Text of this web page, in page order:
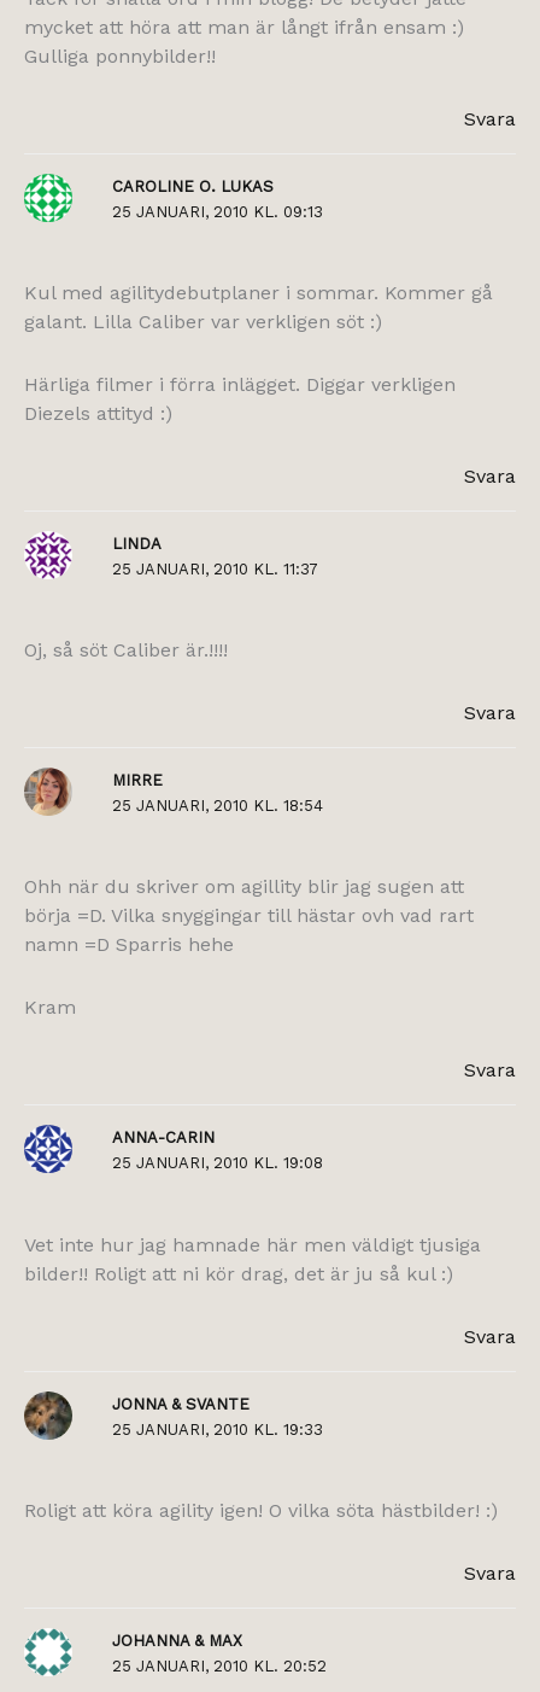
mycket att höra att man är långt ifrån ensam :)
Gulliga ponnybilder!!
Svara
CAROLINE O. LUKAS
25 JANUARI, 2010 KL. 09:13
Kul med agilitydebutplaner i sommar. Kommer gå
galant. Lilla Caliber var verkligen söt :)
Härliga filmer i förra inlägget. Diggar verkligen
Diezels attityd :)
Svara
LINDA
25 JANUARI, 2010 KL. 11:37
Oj, så söt Caliber är.!!!!
Svara
MIRRE
25 JANUARI, 2010 KL. 18:54
Ohh när du skriver om agillity blir jag sugen att
börja =D. Vilka snyggingar till hästar ovh vad rart
namn =D Sparris hehe
Kram
Svara
ANNA-CARIN
25 JANUARI, 2010 KL. 19:08
Vet inte hur jag hamnade här men väldigt tjusiga
bilder!! Roligt att ni kör drag, det är ju så kul :)
Svara
JONNA & SVANTE
25 JANUARI, 2010 KL. 19:33
Roligt att köra agility igen! O vilka söta hästbilder! :)
Svara
JOHANNA & MAX
25 JANUARI, 2010 KL. 20:52